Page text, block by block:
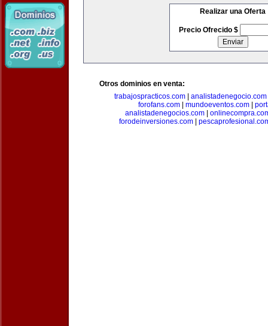
Realizar una Oferta
Precio Ofrecido $
Otros dominios en venta:
trabajospracticos.com| analistadenegocio.com
forofans.com
mundoeventos.com
analistadenegocios.com
forodeinversiones.com